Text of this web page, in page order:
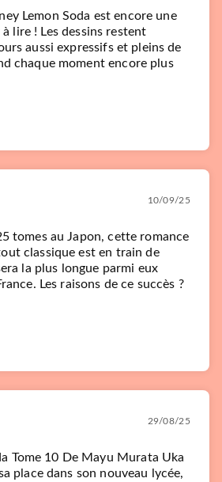
Lemon Soda est encore une
lire ! Les dessins restent
aussi expressifs et pleins de
chaque moment encore plus
10/09/25
tomes au Japon, cette romance
classique est en train de
la plus longue parmi eux
Les raisons de ce succès ?
29/08/25
Tome 10 De Mayu Murata Uka
place dans son nouveau lycée,